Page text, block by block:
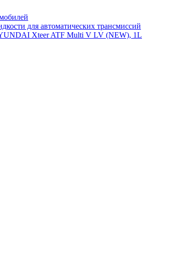
для автоматических трансмиссий
Xteer ATF Multi V LV (NEW), 1L